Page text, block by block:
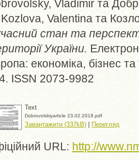
Vladimir та
Kozlova, Valentina та
стан та
України.
економіка, бізнес
ISSN 2073-9982
Text
Dobrovolskiyarticle 23.02.2018.pdf
Завантажити (337kB) | Перегляд
URL: http://